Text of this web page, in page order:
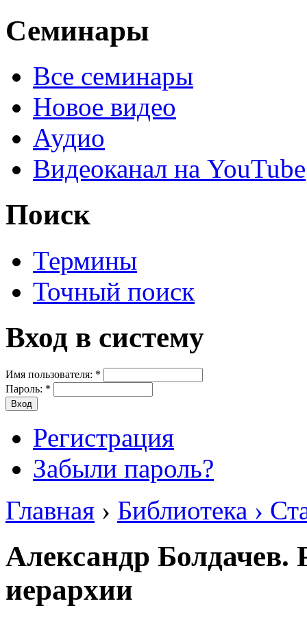
Семинары
Все семинары
Новое видео
Аудио
Видеоканал на YouTube
Поиск
Термины
Точный поиск
Вход в систему
Имя пользователя: *
Пароль: *
Регистрация
Забыли пароль?
Главная › Библиотека ›
Александр Болдачев.
иерархии